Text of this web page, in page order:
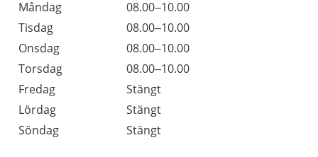
Måndag
08.00–10.00
Tisdag
08.00–10.00
Onsdag
08.00–10.00
Torsdag
08.00–10.00
Fredag
Stängt
Lördag
Stängt
Söndag
Stängt